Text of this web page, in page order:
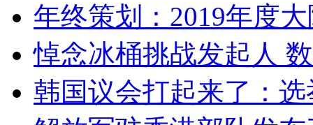
年终策划：2019年度
悼念冰桶挑战发起人
韩国议会打起来了：